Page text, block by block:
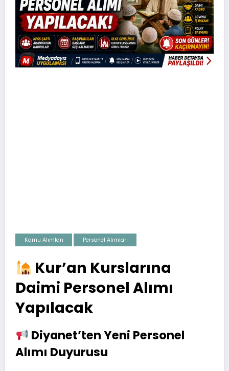
Kamu Alımları Personel Alımları
Kur’an Kurslarına
Daimi Personel Alımı
Yapılacak
Diyanet’ten Yeni Personel
Alımı Duyurusu